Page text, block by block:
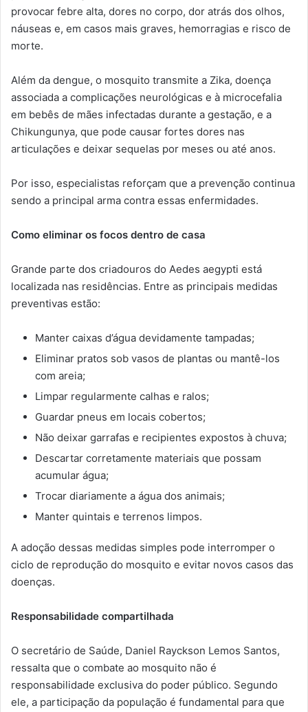
provocar febre alta, dores no corpo, dor atrás dos olhos,
náuseas e, em casos mais graves, hemorragias e risco de
morte.
Além da dengue, o mosquito transmite a Zika, doença
associada a complicações neurológicas e à microcefalia
em bebês de mães infectadas durante a gestação, e a
Chikungunya, que pode causar fortes dores nas
articulações e deixar sequelas por meses ou até anos.
Por isso, especialistas reforçam que a prevenção continua
sendo a principal arma contra essas enfermidades.
Como eliminar os focos dentro de casa
Grande parte dos criadouros do Aedes aegypti está
localizada nas residências. Entre as principais medidas
preventivas estão:
Manter caixas d’água devidamente tampadas;
Eliminar pratos sob vasos de plantas ou mantê-los
com areia;
Limpar regularmente calhas e ralos;
Guardar pneus em locais cobertos;
Não deixar garrafas e recipientes expostos à chuva;
Descartar corretamente materiais que possam
acumular água;
Trocar diariamente a água dos animais;
Manter quintais e terrenos limpos.
A adoção dessas medidas simples pode interromper o
ciclo de reprodução do mosquito e evitar novos casos das
doenças.
Responsabilidade compartilhada
O secretário de Saúde, Daniel Rayckson Lemos Santos,
ressalta que o combate ao mosquito não é
responsabilidade exclusiva do poder público. Segundo
ele, a participação da população é fundamental para que